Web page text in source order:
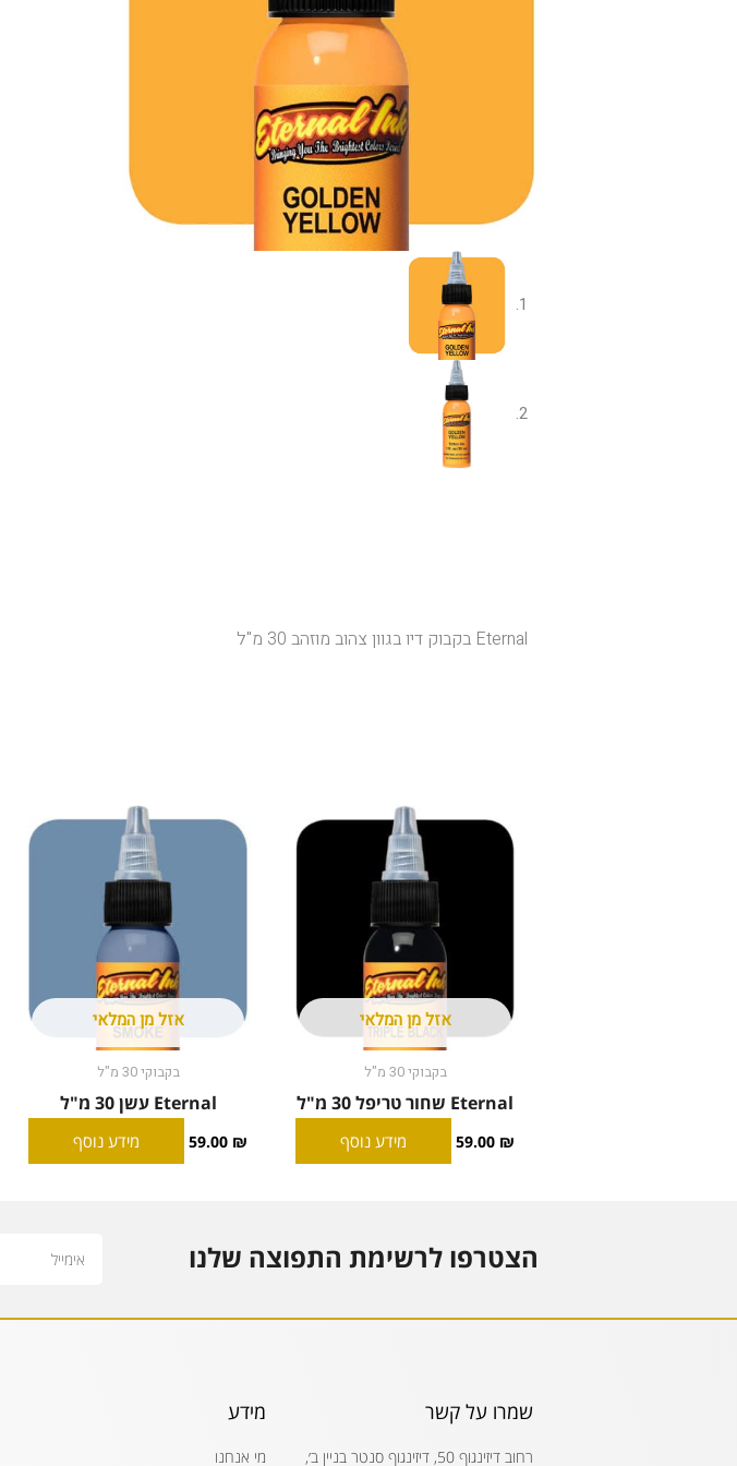
Eternal בקבוק דיו בגוון צהוב מוזהב 30 מ"ל
אזל מן המלאי
בקבוקי 30 מ"ל
Eternal שחור טריפל 30 מ"ל
59.00 ₪ מידע נוסף
אזל מן המלאי
בקבוקי 30 מ"ל
Eternal עשן 30 מ"ל
59.00 ₪ מידע נוסף
הצטרפו לרשימת התפוצה שלנו
שמרו על קשר
רחוב דיזינגוף 50, דיזינגוף סנטר בניין ב׳,
מידע
מי אנחנו